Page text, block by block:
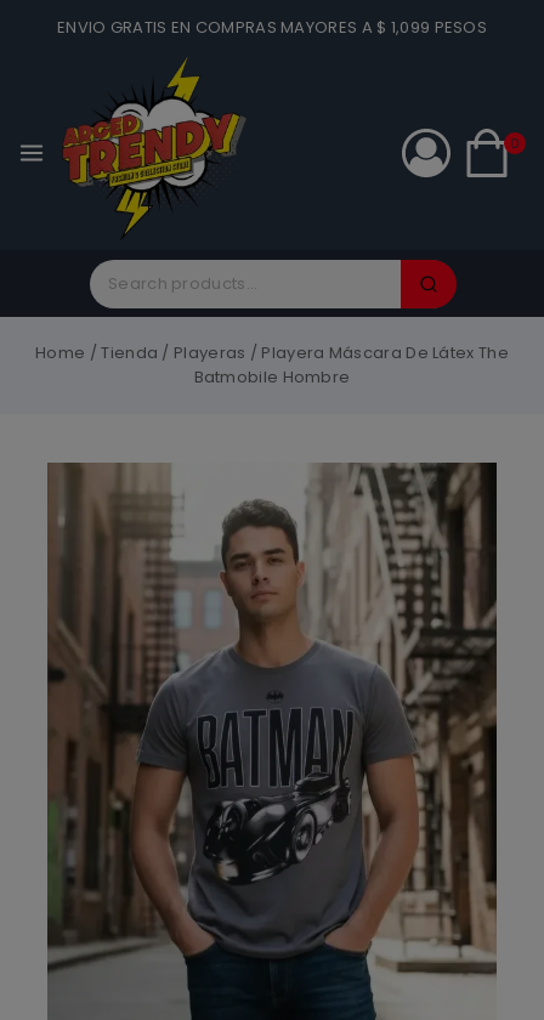
ENVIO GRATIS EN COMPRAS MAYORES A $ 1,099 PESOS
0
Home / Tienda / Playeras / Playera Máscara De Látex The
Batmobile Hombre